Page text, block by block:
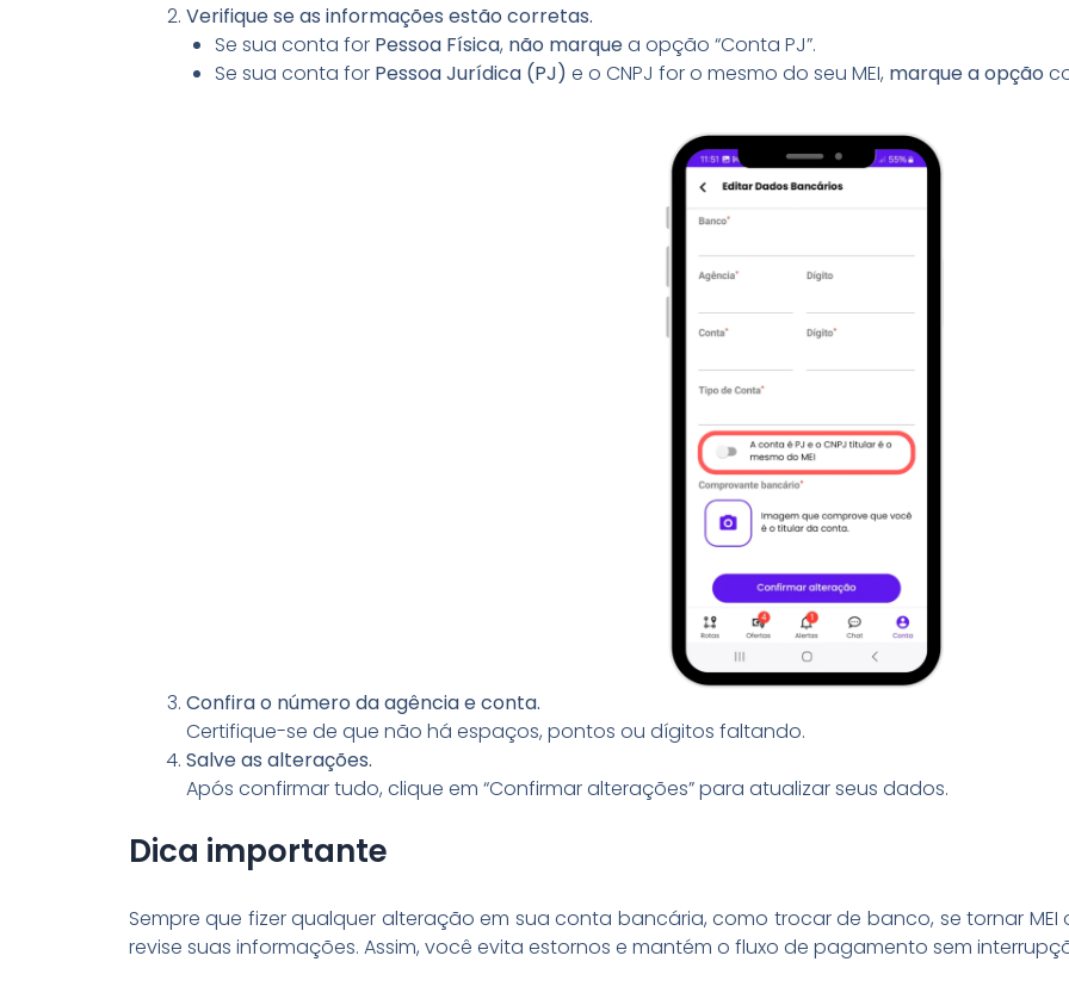
Verifique se as informações estão corretas.
Se sua conta for Pessoa Física, não marquea opção “Conta PJ”.
Se sua conta for Pessoa Jurídica (PJ) e o CNPJ for o mesmo do seu MEI, marque a opção
Confira o número da agência e conta.
Certifique-se de que não há espaços, pontos ou dígitos faltando.
Salve as alterações.
Após confirmar tudo, clique em “Confirmar alterações” para atualizar seus dados.
Dica importante
Sempre que fizer qualquer alteração em sua conta bancária, como trocar de banco, se tornar
revise suas informações. Assim, você evita estornos e mantém o fluxo de pagamento sem